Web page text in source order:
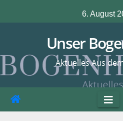
Inhalt
6. August
Unser
Aktuelles Aus